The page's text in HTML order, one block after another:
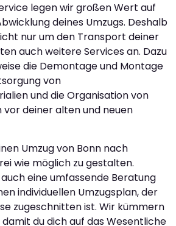
legen wir großen Wert auf
deines Umzugs. Deshalb
nur um den Transport deiner
auch weitere Services an. Dazu
die Demontage und Montage
von
und die Organisation von
deiner alten und neuen
Umzug von Bonn nach
wie möglich zu gestalten.
eine umfassende Beratung
individuellen Umzugsplan, der
zugeschnitten ist. Wir kümmern
damit du dich auf das Wesentliche